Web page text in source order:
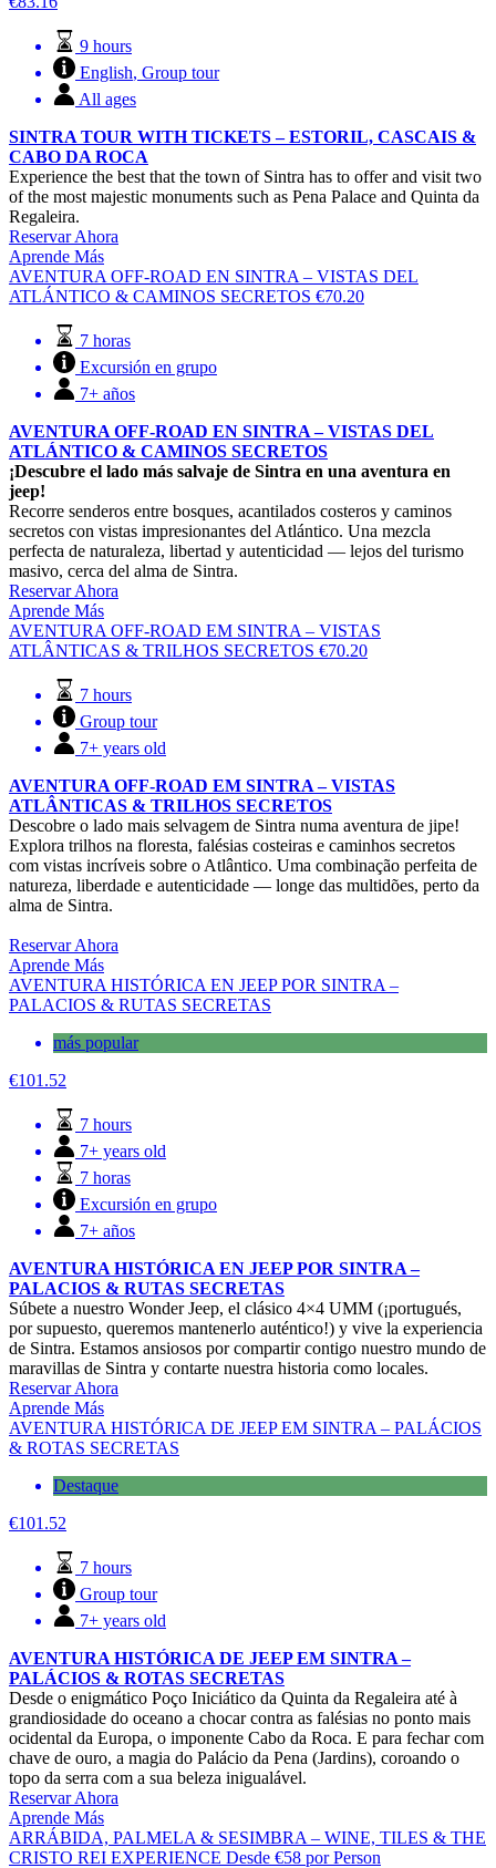
9 hours
English, Group tour
All ages
SINTRA TOUR WITH TICKETS – ESTORIL, CASCAIS &
CABO DA ROCA
Experience the best that the town of Sintra has to offer and visit two
of the most majestic monuments such as Pena Palace and Quinta da
Regaleira.
Reservar Ahora
Aprende Más
AVENTURA OFF-ROAD EN SINTRA – VISTAS DEL
ATLÁNTICO & CAMINOS SECRETOS €70.20
7 horas
Excursión en grupo
7+ años
AVENTURA OFF-ROAD EN SINTRA – VISTAS DEL
ATLÁNTICO & CAMINOS SECRETOS
¡Descubre el lado más salvaje de Sintra en una aventura en
jeep!
Recorre senderos entre bosques, acantilados costeros y caminos
secretos con vistas impresionantes del Atlántico. Una mezcla
perfecta de naturaleza, libertad y autenticidad — lejos del turismo
masivo, cerca del alma de Sintra.
Reservar Ahora
Aprende Más
AVENTURA OFF-ROAD EM SINTRA – VISTAS
ATLÂNTICAS & TRILHOS SECRETOS €70.20
7 hours
Group tour
7+ years old
AVENTURA OFF-ROAD EM SINTRA – VISTAS
ATLÂNTICAS & TRILHOS SECRETOS
Descobre o lado mais selvagem de Sintra numa aventura de jipe!
Explora trilhos na floresta, falésias costeiras e caminhos secretos
com vistas incríveis sobre o Atlântico. Uma combinação perfeita de
natureza, liberdade e autenticidade — longe das multidões, perto da
alma de Sintra.
Reservar Ahora
Aprende Más
AVENTURA HISTÓRICA EN JEEP POR SINTRA –
PALACIOS & RUTAS SECRETAS
más popular
€101.52
7 hours
7+ years old
7 horas
Excursión en grupo
7+ años
AVENTURA HISTÓRICA EN JEEP POR SINTRA –
PALACIOS & RUTAS SECRETAS
Súbete a nuestro Wonder Jeep, el clásico 4×4 UMM (¡portugués,
por supuesto, queremos mantenerlo auténtico!) y vive la experiencia
de Sintra. Estamos ansiosos por compartir contigo nuestro mundo de
maravillas de Sintra y contarte nuestra historia como locales.
Reservar Ahora
Aprende Más
AVENTURA HISTÓRICA DE JEEP EM SINTRA – PALÁCIOS
& ROTAS SECRETAS
Destaque
€101.52
7 hours
Group tour
7+ years old
AVENTURA HISTÓRICA DE JEEP EM SINTRA –
PALÁCIOS & ROTAS SECRETAS
Desde o enigmático Poço Iniciático da Quinta da Regaleira até à
grandiosidade do oceano a chocar contra as falésias no ponto mais
ocidental da Europa, o imponente Cabo da Roca. E para fechar com
chave de ouro, a magia do Palácio da Pena (Jardins), coroando o
topo da serra com a sua beleza inigualável.
Reservar Ahora
Aprende Más
ARRÁBIDA, PALMELA & SESIMBRA – WINE, TILES & THE
CRISTO REI EXPERIENCE Desde €58 por Person